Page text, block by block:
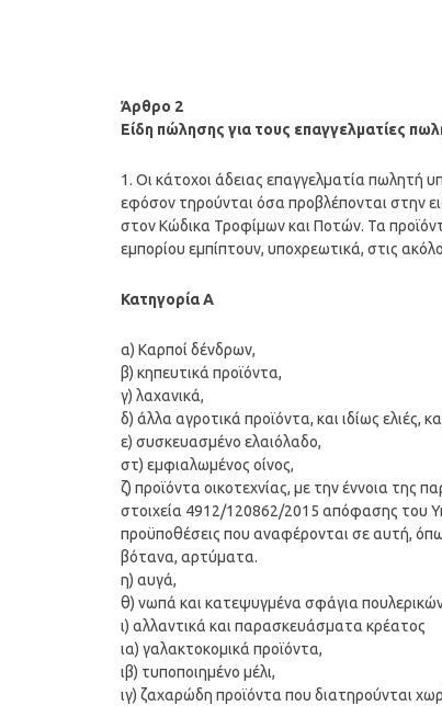
Άρθρο 2
Είδη πώλησης για τους επαγγελματίες
1. Οι κάτοχοι άδειας επαγγελματία πωλητή
εφόσον τηρούνται όσα προβλέπονται στην
στον Κώδικα Τροφίμων και Ποτών. Τα
εμπορίου εμπίπτουν, υποχρεωτικά, στις
Κατηγορία Α
α) Καρποί δένδρων,
β) κηπευτικά προϊόντα,
γ) λαχανικά,
δ) άλλα αγροτικά προϊόντα, και ιδίως
ε) συσκευασμένο ελαιόλαδο,
στ) εμφιαλωμένος οίνος,
ζ) προϊόντα οικοτεχνίας, με την έννοια
στοιχεία 4912/120862/2015 απόφασης του
προϋποθέσεις που αναφέρονται σε αυτή,
βότανα, αρτύματα.
η) αυγά,
θ) νωπά και κατεψυγμένα σφάγια πουλερικών
ι) αλλαντικά και παρασκευάσματα κρέατος
ια) γαλακτοκομικά προϊόντα,
ιβ) τυποποιημένο μέλι,
ιγ) ζαχαρώδη προϊόντα που διατηρούνται